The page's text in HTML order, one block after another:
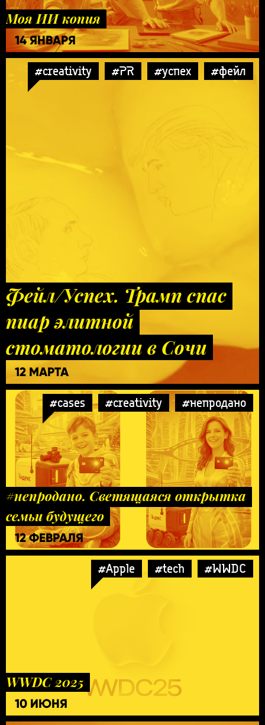
Моя ИИ копия
14 ЯНВАРЯ
#creativity #PR #успех #фейл
Фейл/Успех. Трамп спас
пиар элитной
стоматологии в Сочи
12 МАРТА
#cases #creativity #непродано
#непродано. Светящаяся открытка
семьи будущего
12 ФЕВРАЛЯ
#Apple #tech #WWDC
WWDC 2025
10 ИЮНЯ